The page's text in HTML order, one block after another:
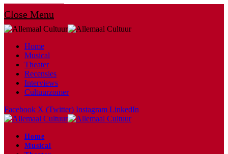
Close Menu
Home
Musical
Theater
Recensies
Interviews
Cultuurzomer
Facebook X (Twitter) Instagram LinkedIn
Home
Musical